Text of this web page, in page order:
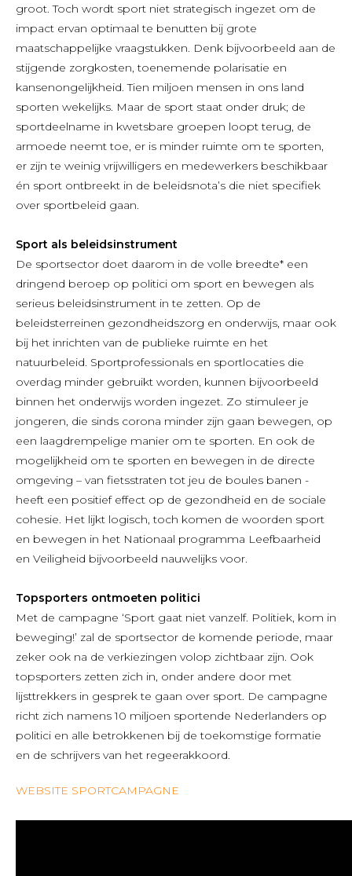
groot. Toch wordt sport niet strategisch ingezet om de
impact ervan optimaal te benutten bij grote
maatschappelijke vraagstukken. Denk bijvoorbeeld aan de
stijgende zorgkosten, toenemende polarisatie en
kansenongelijkheid. Tien miljoen mensen in ons land
sporten wekelijks. Maar de sport staat onder druk; de
sportdeelname in kwetsbare groepen loopt terug, de
armoede neemt toe, er is minder ruimte om te sporten,
er zijn te weinig vrijwilligers en medewerkers beschikbaar
én sport ontbreekt in de beleidsnota’s die niet specifiek
over sportbeleid gaan.
Sport als beleidsinstrument
De sportsector doet daarom in de volle breedte* een
dringend beroep op politici om sport en bewegen als
serieus beleidsinstrument in te zetten. Op de
beleidsterreinen gezondheidszorg en onderwijs, maar ook
bij het inrichten van de publieke ruimte en het
natuurbeleid. Sportprofessionals en sportlocaties die
overdag minder gebruikt worden, kunnen bijvoorbeeld
binnen het onderwijs worden ingezet. Zo stimuleer je
jongeren, die sinds corona minder zijn gaan bewegen, op
een laagdrempelige manier om te sporten. En ook de
mogelijkheid om te sporten en bewegen in de directe
omgeving – van fietsstraten tot jeu de boules banen -
heeft een positief effect op de gezondheid en de sociale
cohesie. Het lijkt logisch, toch komen de woorden sport
en bewegen in het Nationaal programma Leefbaarheid
en Veiligheid bijvoorbeeld nauwelijks voor.
Topsporters ontmoeten politici
Met de campagne ‘Sport gaat niet vanzelf. Politiek, kom in
beweging!’ zal de sportsector de komende periode, maar
zeker ook na de verkiezingen volop zichtbaar zijn. Ook
topsporters zetten zich in, onder andere door met
lijsttrekkers in gesprek te gaan over sport. De campagne
richt zich namens 10 miljoen sportende Nederlanders op
politici en alle betrokkenen bij de toekomstige formatie
en de schrijvers van het regeerakkoord.
WEBSITE SPORTCAMPAGNE